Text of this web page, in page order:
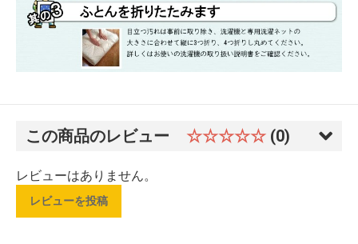
この商品のレビュー ☆☆☆☆☆ (0)
レビューはありません。
レビューを投稿